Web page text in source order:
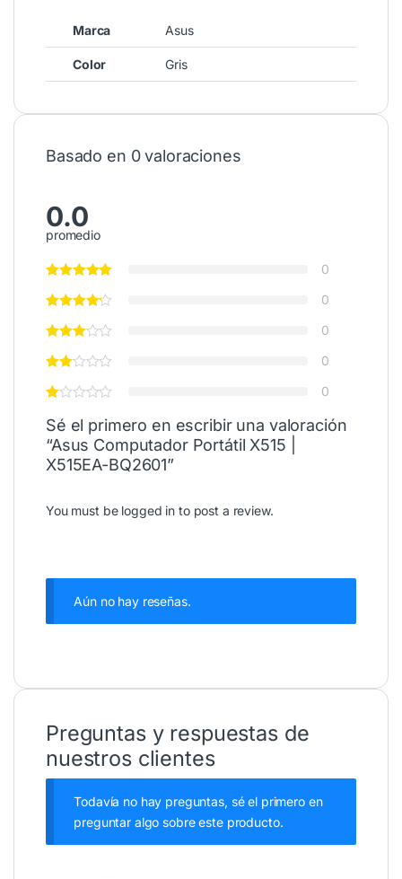
Marca Asus
Color Gris
Basado en 0 valoraciones
0.0
promedio
0
0
0
0
0
Sé el primero en escribir una valoración
“Asus Computador Portátil X515 |
X515EA-BQ2601”
You must be logged in to post a review.
Aún no hay reseñas.
Preguntas y respuestas de
nuestros clientes
Todavía no hay preguntas, sé el primero en
preguntar algo sobre este producto.